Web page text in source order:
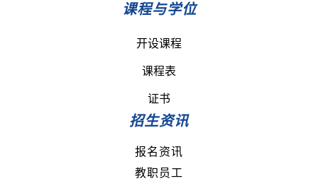
课程与学位
开设课程
课程表
证书
招生资讯
报名资讯
教职员工